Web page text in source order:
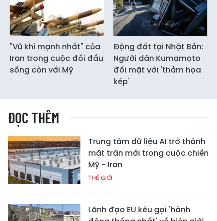
"Vũ khí mạnh nhất" của
Iran trong cuộc đối đầu
sống còn với Mỹ
Động đất tại Nhật Bản:
Người dân Kumamoto
đối mặt với 'thảm họa
kép'
ĐỌC THÊM
Trung tâm dữ liệu AI trở thành
mặt trận mới trong cuộc chiến
Mỹ - Iran
THẾ GIỚI
Lãnh đạo EU kêu gọi 'hành